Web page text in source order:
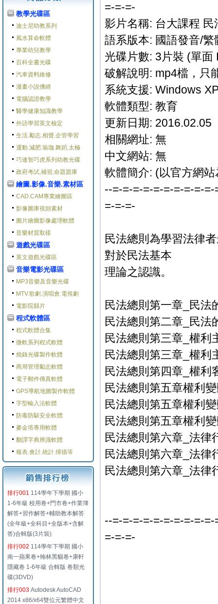
教學光碟區
迪士尼幼教系列
風水算命軟體
專業幼兒教學
百科全書光碟
汽車資料維修
漫畫小說佛經
電腦認證教學
醫學健康知識教學
外語學習英文檢定
生活.勵志.相聲.企管學習
運動.減肥.瑜珈.舞蹈.太極
巧連智巧虎系列幼教光碟
政府考試,補習,命題題庫
繪圖.影像.音樂.素材區
CAD.CAM專業繪圖區
影像圖庫視頻素材
圖片繪圖影像處理軟體
音樂材質取樣
遊戲光碟區
英文遊戲光碟區
音樂電影光碟區
MP3音樂及音樂光碟
MTV.歌劇.演唱會.電視劇
電影院縣片
程式軟體區
程式軟體合集
微軟系列程式軟體
燒錄光碟製作軟體
商用管理勵志軟體
電子郵件傳真軟體
GPS導航地圖製作軟體
字型輸入法軟體
防毒防駭安全軟體
麥金塔專用軟體
翻譯字典辨識軟體
報表.會計.統計.掃描等
排行001 114學年下學期 國小
1-6年級 校用卷+門市卷+作業簿
解答+習作解答+輔助教本解答
(全年級+全科目+全版本+含解
答)合輯版(3片裝)
排行002 114學年下學期 國小
南一蘋果卷+翰林黑貓卷+康軒
隱藏卷 1-6年級 合輯版 卷類光
碟(3DVD)
排行003 Autodesk AutoCAD
2014 x86/x64雙位元繁體中文
=-=-=-
影片名稱: 台大課程
語系版本: 國語發音/
光碟片數: 3片裝 (單面
破解說明: mp4檔，只
系統支援: Windows
軟體類型: 教育
更新日期: 2016.02.05
相關網址: 無
中文網站: 無
軟體簡介: (以官方網站
--=-=-=-=-=-=-=-=-=-
=-=-=-
民法總則為學習法律
對於民法基本
理論之認識。
民法總則第一章_民法
民法總則第二章_民法
民法總則第三章_權利
民法總則第三章_權利
民法總則第四章_權利
民法總則第五章權利
民法總則第五章權利
民法總則第五章權利
民法總則第六章_法律
民法總則第六章_法律
民法總則第六章_法律
--=-=-=-=-=-=-=-=-=-
=-=-=-